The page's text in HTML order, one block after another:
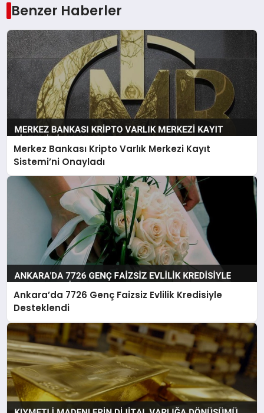
Benzer Haberler
Merkez Bankası Kripto Varlık Merkezi Kayıt
Sistemi’ni Onayladı
Ankara’da 7726 Genç Faizsiz Evlilik Kredisiyle
Desteklendi